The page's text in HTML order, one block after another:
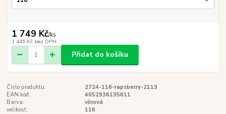
1 749 Kč/ks
1 445 Kč bez DPH
Přidat do košíku
Číslo produktu:
2724-116-rapsberry-2113
EAN kód:
4052936135611
Barva:
vínová
velikost:
116